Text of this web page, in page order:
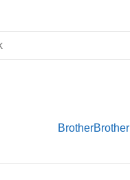
BrotherBrother